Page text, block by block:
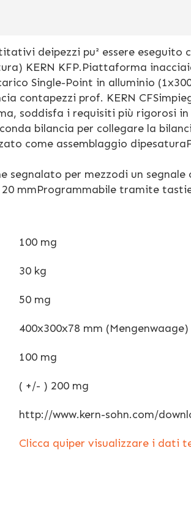
deipezzi pu² essere eseguito
KERN KFP.Piattaforma
Single-Point in alluminio
contapezzi prof. KERN
soddisfa i requisiti più rigorosi
bilancia per collegare la
come assemblaggio
per mezzodi un
mmProgrammabile tramite
100 mg
30 kg
50 mg
400x300x78 mm (Mengenwaage)
100 mg
( +/- ) 200 mg
http://www.kern-sohn.com/
Clicca quiper visualizzare i dati